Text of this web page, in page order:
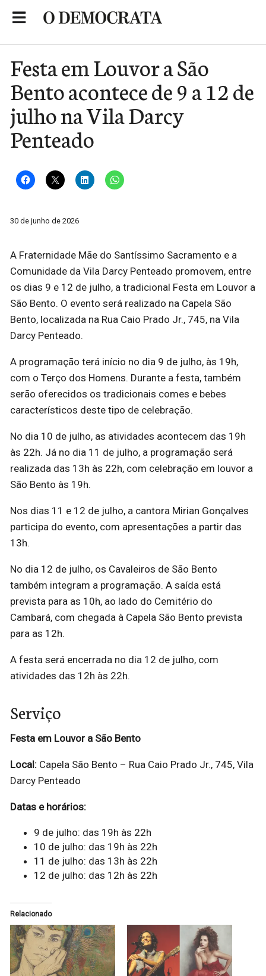
Festa em Louvor a São
Bento acontece de 9 a 12 de
julho na Vila Darcy
Penteado
30 de junho de 2026
A Fraternidade Mãe do Santíssimo Sacramento e a
Comunidade da Vila Darcy Penteado promovem, entre
os dias 9 e 12 de julho, a tradicional Festa em Louvor a
São Bento. O evento será realizado na Capela São
Bento, localizada na Rua Caio Prado Jr., 745, na Vila
Darcy Penteado.
A programação terá início no dia 9 de julho, às 19h,
com o Terço dos Homens. Durante a festa, também
serão oferecidos os tradicionais comes e bebes
característicos deste tipo de celebração.
No dia 10 de julho, as atividades acontecem das 19h
às 22h. Já no dia 11 de julho, a programação será
realizada das 13h às 22h, com celebração em louvor a
São Bento às 19h.
Nos dias 11 e 12 de julho, a cantora Mirian Gonçalves
participa do evento, com apresentações a partir das
13h.
No dia 12 de julho, os Cavaleiros de São Bento
também integram a programação. A saída está
prevista para as 10h, ao lado do Cemitério do
Cambará, com chegada à Capela São Bento prevista
para as 12h.
A festa será encerrada no dia 12 de julho, com
atividades das 12h às 22h.
Serviço
Festa em Louvor a São Bento
Local: Capela São Bento – Rua Caio Prado Jr., 745, Vila
Darcy Penteado
Datas e horários:
9 de julho: das 19h às 22h
10 de julho: das 19h às 22h
11 de julho: das 13h às 22h
12 de julho: das 12h às 22h
Relacionado